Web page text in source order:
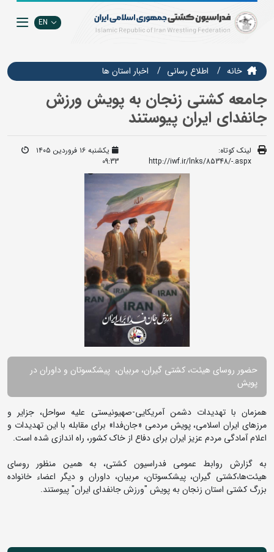
EN
خانه اطلاع رسانی اخبار استان ها
جامعه کشتی زنجان به پویش ورزش
جانفدای ایران پیوستند
لینک کوتاه:
http://iwf.ir/lnks/85348/-.aspx
یکشنبه ۱۶ فروردین ۱۴۰۵
09:33
حضور روسای هیئت، کشتی گیران، مربیان، پیشکسوتان و داوران در
پویش
همزمان با تهدیدات دشمن آمریکایی-صهیونیستی علیه سواحل، جزایر و
مرزهای ایران اسلامی، پویش مردمی «جان‌فدا» برای مقابله با این تهدیدات و
اعلام آمادگی مردم عزیز ایران برای دفاع از خاک کشور، راه اندازی شده است.
به گزارش روابط عمومی فدراسیون کشتی، به همین منظور روسای
هیئت‌ها،کشتی گیران، پیشکسوتان، مربیان، داوران و دیگر اعضاء خانواده
بزرگ کشتی استان زنجان به پویش "ورزش جانفدای ایران" پیوستند.